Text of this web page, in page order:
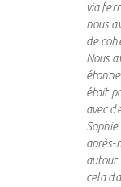
via
nous
de
Nous
était
avec
après-
autour
cela